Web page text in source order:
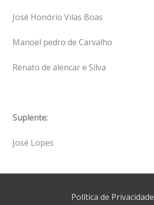
José Honório Vilas Boas
Manoel pedro de Carvalho
Renato de alencar e Silva
Suplente:
José Lopes
Política de Privacidade